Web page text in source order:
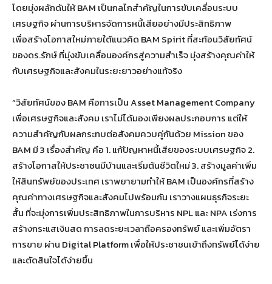
โดยมุ่งผลักดันให้ BAM เป็นกลไกสำคัญในการขับเคลื่อนระบบ
เศรษฐกิจ ผ่านการบริหารจัดการหนี้เสียอย่างมีประสิทธิภาพ
เพื่อสร้างโอกาสใหม่ภายใต้แนวคิด BAM Spirit ที่สะท้อนวิสัยทัศน์
ของดร.รักษ์ ที่มุ่งขับเคลื่อนองค์กรสู่ความสำเร็จ มุ่งสร้างคุณค่าให้
กับเศรษฐกิจและสังคมในระยะยาวอย่างแท้จริง
“วิสัยทัศน์ของ BAM คือการเป็น Asset Management Company
เพื่อเศรษฐกิจและสังคม เราไม่ได้มองเพียงผลประกอบการ แต่ให้
ความสำคัญกับผลกระทบต่อสังคมควบคู่กันด้วย Mission ของ
BAM มี 3 เรื่องสำคัญ คือ 1. แก้ปัญหาหนี้เสียของระบบเศรษฐกิจ 2.
สร้างโอกาสให้ประชาชนมีบ้านและเริ่มต้นชีวิตใหม่ 3. สร้างมูลค่าเพิ่ม
ให้สินทรัพย์ของประเทศ เราพยายามทำให้ BAM เป็นองค์กรที่สร้าง
คุณค่าทางเศรษฐกิจและสังคมไปพร้อมกัน เราวางแผนธุรกิจระยะ
สั้น ที่จะมุ่งการเพิ่มประสิทธิภาพในการบริหาร NPL และ NPA เร่งการ
สร้างกระแสเงินสด การลดระยะเวลาถือครองทรัพย์ และเพิ่มอัตรา
การขาย ผ่าน Digital Platform เพื่อให้ประชาชนเข้าถึงทรัพย์ได้ง่าย
และตัดสินใจได้ง่ายขึ้น